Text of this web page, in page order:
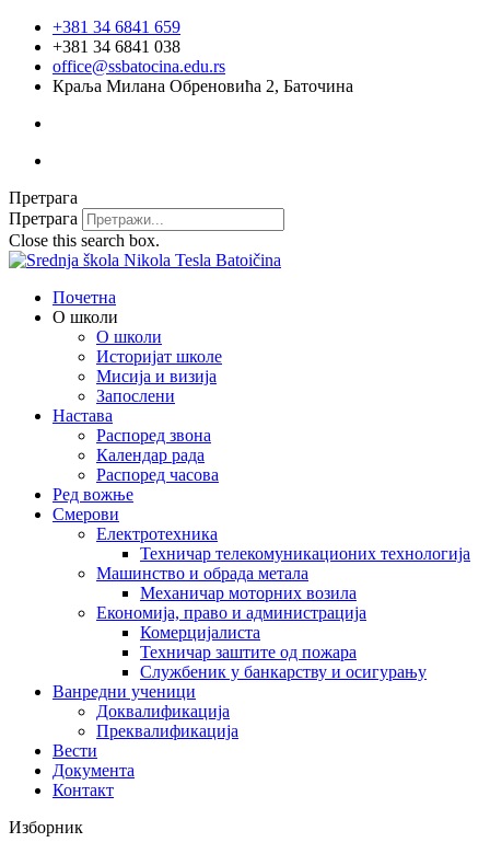
Скочите
садржај
+381 34 6841 659
+381 34 6841 038
office@ssbatocina.edu.rs
Краља Милана Обреновића 2, Баточина
Претрага
Претрага
Close this search box.
Почетна
О школи
О школи
Историјат школе
Мисија и визија
Запослени
Настава
Распоред звона
Календар рада
Распоред часова
Ред вожње
Смерови
Електротехника
Техничар телекомуникационих технологија
Машинство и обрада метала
Механичар моторних возила
Економија, право и администрација
Комерцијалиста
Техничар заштите од пожара
Службеник у банкарству и осигурању
Ванредни ученици
Доквалификација
Преквалификација
Вести
Документа
Контакт
Изборник